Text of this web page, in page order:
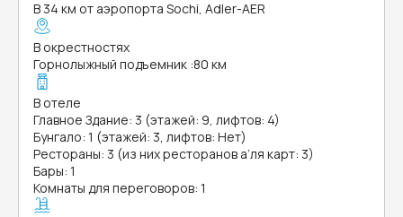
В 34 км от аэропорта Sochi, Adler-AER
В окрестностях
Горнолыжный подъемник :80 км
В отеле
Главное Здание: 3 (этажей: 9, лифтов: 4)
Бунгало: 1 (этажей: 3, лифтов: Нет)
Рестораны: 3 (из них ресторанов а’ля карт: 3)
Бары: 1
Комнаты для переговоров: 1